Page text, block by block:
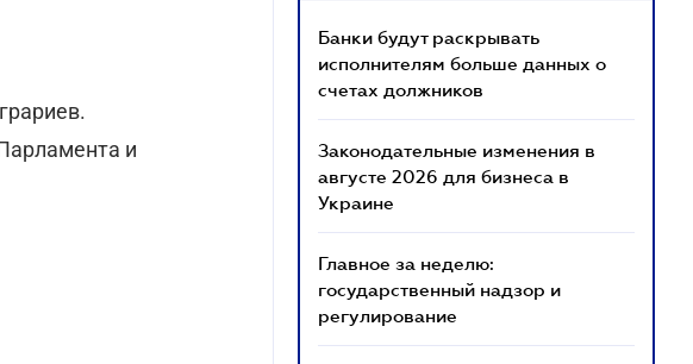
и
Банки будут раскрывать
исполнителям больше данных о
счетах должников
Законодательные изменения в
августе 2026 для бизнеса в
Украине
Главное за неделю:
государственный надзор и
регулирование